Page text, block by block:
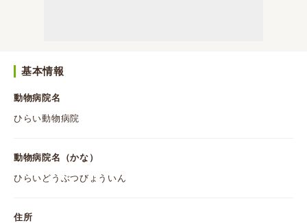
基本情報
動物病院名
ひらい動物病院
動物病院名（かな）
ひらいどうぶつびょういん
住所